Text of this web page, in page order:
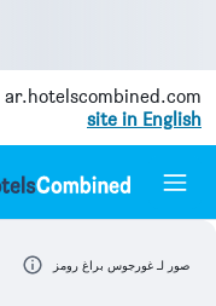
ar.hotelscombined.com
site in English
صور لـ غورجوس براغ رومز